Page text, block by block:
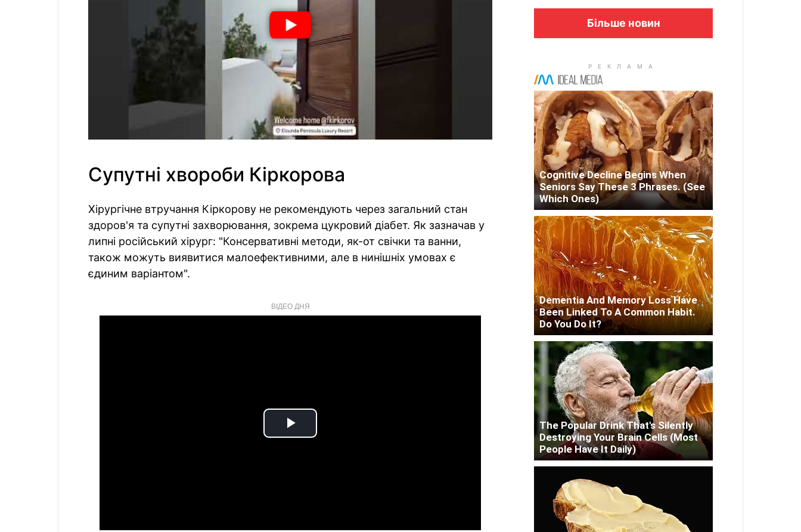
Супутні хвороби Кіркорова
Хірургічне втручання Кіркорову не рекомендують через загальний стан
здоров'я та супутні захворювання, зокрема цукровий діабет. Як зазначав у
липні російський хірург: "Консервативні методи, як-от свічки та ванни,
також можуть виявитися малоефективними, але в нинішніх умовах є
єдиним варіантом".
ВІДЕО ДНЯ
Play
Більше новин
Cognitive Decline Begins When
Seniors Say These 3 Phrases. (See
Which Ones)
Dementia And Memory Loss Have
Been Linked To A Common Habit.
Do You Do It?
The Popular Drink That's Silently
Destroying Your Brain Cells (Most
People Have It Daily)